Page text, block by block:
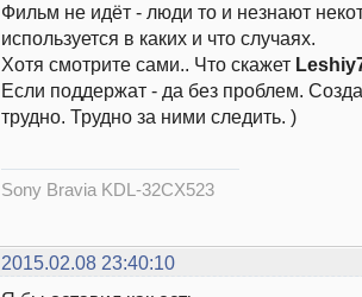
Фильм не идёт - люди то и незнают
используется в каких и что случаях.
Хотя смотрите сами.. Что скажет
Если поддержат - да без проблем.
трудно. Трудно за ними следить. )
Sony Bravia KDL-32CX523
2015.02.08 23:40:10